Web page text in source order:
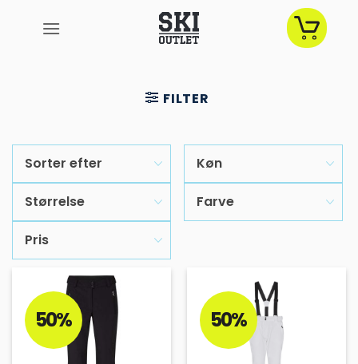
FILTER
Sorter efter Køn
Størrelse Farve
Pris
50% 50%